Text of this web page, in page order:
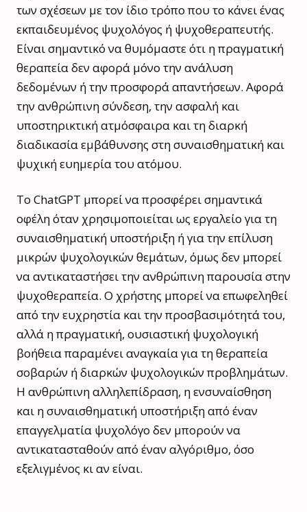
των σχέσεων με τον ίδιο τρόπο που το κάνει ένας
εκπαιδευμένος ψυχολόγος ή ψυχοθεραπευτής.
Είναι σημαντικό να θυμόμαστε ότι η πραγματική
θεραπεία δεν αφορά μόνο την ανάλυση
δεδομένων ή την προσφορά απαντήσεων. Αφορά
την ανθρώπινη σύνδεση, την ασφαλή και
υποστηρικτική ατμόσφαιρα και τη διαρκή
διαδικασία εμβάθυνσης στη συναισθηματική και
ψυχική ευημερία του ατόμου.
Το ChatGPT μπορεί να προσφέρει σημαντικά
οφέλη όταν χρησιμοποιείται ως εργαλείο για τη
συναισθηματική υποστήριξη ή για την επίλυση
μικρών ψυχολογικών θεμάτων, όμως δεν μπορεί
να αντικαταστήσει την ανθρώπινη παρουσία στην
ψυχοθεραπεία. Ο χρήστης μπορεί να επωφεληθεί
από την ευχρηστία και την προσβασιμότητά του,
αλλά η πραγματική, ουσιαστική ψυχολογική
βοήθεια παραμένει αναγκαία για τη θεραπεία
σοβαρών ή διαρκών ψυχολογικών προβλημάτων.
Η ανθρώπινη αλληλεπίδραση, η ενσυναίσθηση
και η συναισθηματική υποστήριξη από έναν
επαγγελματία ψυχολόγο δεν μπορούν να
αντικατασταθούν από έναν αλγόριθμο, όσο
εξελιγμένος κι αν είναι.